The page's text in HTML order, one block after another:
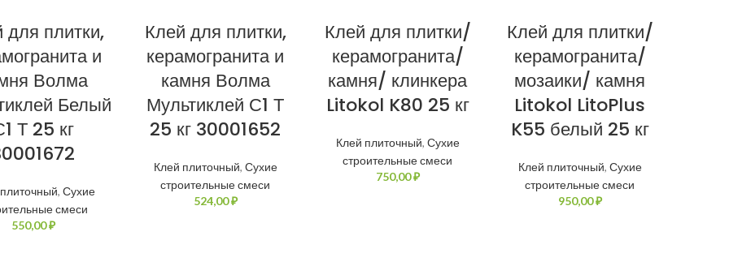
для плитки,
и
Волма
Белый
Т 25 кг
, Сухие
смеси
₽
Клей для плитки,
керамогранита и
камня Волма
Мультиклей С1 Т
25 кг 30001652
Клей плиточный, Сухие
строительные смеси
₽
Клей для плитки/
керамогранита/
камня/ клинкера
Litokol K80 25 кг
Клей плиточный, Сухие
строительные смеси
₽
Клей для плитки/
керамогранита/
мозаики/ камня
Litokol LitoPlus
K55 белый 25 кг
Клей плиточный, Сухие
строительные смеси
₽